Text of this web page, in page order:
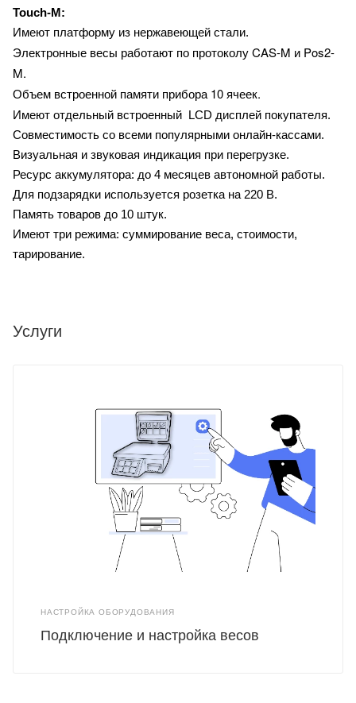
Touch-M:
Имеют платформу из нержавеющей стали.
Электронные весы работают по протоколу CAS-M и Pos2-
M.
Объем встроенной памяти прибора 10 ячеек.
Имеют отдельный встроенный LCD дисплей покупателя.
Совместимость со всеми популярными онлайн-кассами.
Визуальная и звуковая индикация при перегрузке.
Ресурс аккумулятора: до 4 месяцев автономной работы.
Для подзарядки используется розетка на 220 В.
Память товаров до 10 штук.
Имеют три режима: суммирование веса, стоимости,
тарирование.
Услуги
НАСТРОЙКА ОБОРУДОВАНИЯ
Подключение и настройка весов